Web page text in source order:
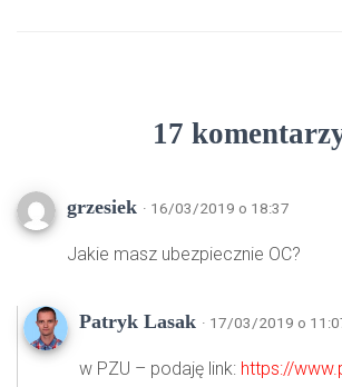
17
grzesiek · 16/03/2019 o 18:37
Jakie masz ubezpiecznie OC?
Patryk Lasak · 17/03/2019 o
w PZU – podaję link: https://